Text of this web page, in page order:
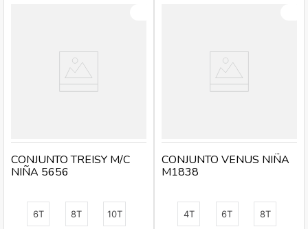
6T 8T 10T
CONJUNTO TREISY M/C
NIÑA 5656
4T 6T 8T
CONJUNTO VENUS NIÑA
M1838